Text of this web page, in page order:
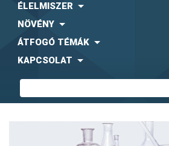
ÉLELMISZER
NÖVÉNY
ÁTFOGÓ TÉMÁK
KAPCSOLAT